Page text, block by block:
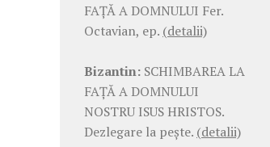
FAŢĂ A DOMNULUI Fer.
Octavian, ep. (detalii)
Bizantin: SCHIMBAREA LA
FAŢĂ A DOMNULUI
NOSTRU ISUS HRISTOS.
Dezlegare la pește. (detalii)